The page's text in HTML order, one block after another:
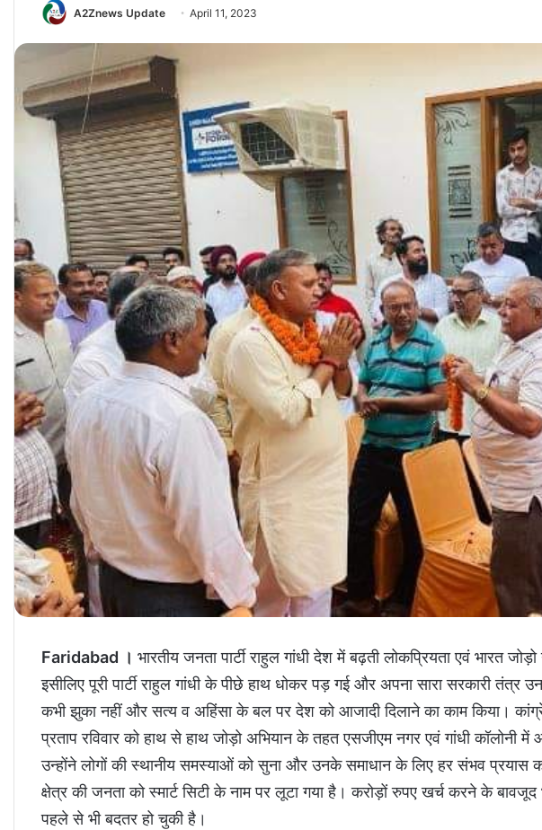
A2Znews Update April 11, 2023
Faridabad । भारतीय जनता पार्टी राहुल गांधी देश में बढ़ती लोकप्रियता एवं भारत
इसीलिए पूरी पार्टी राहुल गांधी के पीछे हाथ धोकर पड़ गई और अपना सारा सरकारी तंत्र
कभी झुका नहीं और सत्य व अहिंसा के बल पर देश को आजादी दिलाने का काम किया।
प्रताप रविवार को हाथ से हाथ जोड़ो अभियान के तहत एसजीएम नगर एवं गांधी
उन्होंने लोगों की स्थानीय समस्याओं को सुना और उनके समाधान के लिए हर संभव
क्षेत्र की जनता को स्मार्ट सिटी के नाम पर लूटा गया है। करोड़ों रुपए खर्च करने के बावजूद
पहले से भी बदतर हो चुकी है।